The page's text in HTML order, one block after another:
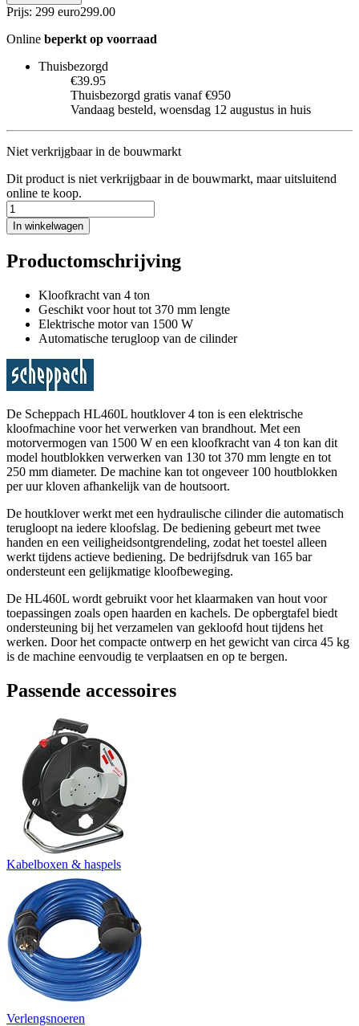
Prijs: 299 euro299.00
Online beperkt op voorraad
Thuisbezorgd
€39.95
Thuisbezorgd gratis vanaf €950
Vandaag besteld, woensdag 12 augustus in huis
Niet verkrijgbaar in de bouwmarkt
Dit product is niet verkrijgbaar in de bouwmarkt, maar uitsluitend
online te koop.
In winkelwagen
Productomschrijving
Kloofkracht van 4 ton
Geschikt voor hout tot 370 mm lengte
Elektrische motor van 1500 W
Automatische terugloop van de cilinder
De Scheppach HL460L houtklover 4 ton is een elektrische
kloofmachine voor het verwerken van brandhout. Met een
motorvermogen van 1500 W en een kloofkracht van 4 ton kan dit
model houtblokken verwerken van 130 tot 370 mm lengte en tot
250 mm diameter. De machine kan tot ongeveer 100 houtblokken
per uur kloven afhankelijk van de houtsoort.
De houtklover werkt met een hydraulische cilinder die automatisch
terugloopt na iedere kloofslag. De bediening gebeurt met twee
handen en een veiligheidsontgrendeling, zodat het toestel alleen
werkt tijdens actieve bediening. De bedrijfsdruk van 165 bar
ondersteunt een gelijkmatige kloofbeweging.
De HL460L wordt gebruikt voor het klaarmaken van hout voor
toepassingen zoals open haarden en kachels. De opbergtafel biedt
ondersteuning bij het verzamelen van gekloofd hout tijdens het
werken. Door het compacte ontwerp en het gewicht van circa 45 kg
is de machine eenvoudig te verplaatsen en op te bergen.
Passende accessoires
Kabelboxen & haspels
Verlengsnoeren